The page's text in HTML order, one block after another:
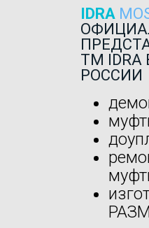
IDRA
ТМ IDRA
РОССИИ